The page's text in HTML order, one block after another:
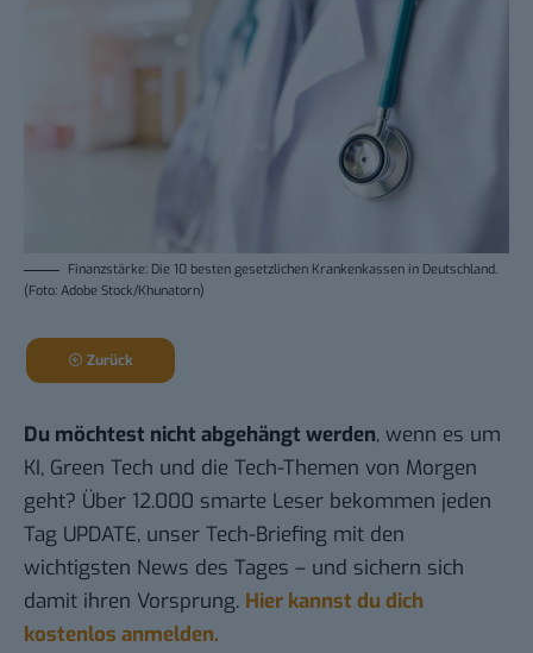
Finanzstärke: Die 10 besten gesetzlichen Krankenkassen in Deutschland.
(Foto: Adobe Stock/Khunatorn)
Zurück
Du möchtest nicht abgehängt werden, wenn es um
KI, Green Tech und die Tech-Themen von Morgen
geht? Über 12.000 smarte Leser bekommen jeden
Tag UPDATE, unser Tech-Briefing mit den
wichtigsten News des Tages – und sichern sich
damit ihren Vorsprung. Hier kannst du dich
kostenlos anmelden.